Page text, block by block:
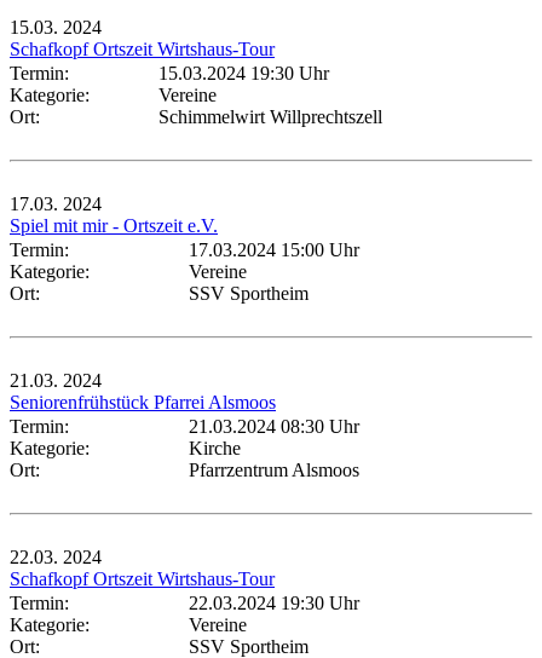
15.03. 2024
Schafkopf Ortszeit Wirtshaus-Tour
Termin:
15.03.2024 19:30 Uhr
Kategorie:
Vereine
Ort:
Schimmelwirt Willprechtszell
17.03. 2024
Spiel mit mir - Ortszeit e.V.
Termin:
17.03.2024 15:00 Uhr
Kategorie:
Vereine
Ort:
SSV Sportheim
21.03. 2024
Seniorenfrühstück Pfarrei Alsmoos
Termin:
21.03.2024 08:30 Uhr
Kategorie:
Kirche
Ort:
Pfarrzentrum Alsmoos
22.03. 2024
Schafkopf Ortszeit Wirtshaus-Tour
Termin:
22.03.2024 19:30 Uhr
Kategorie:
Vereine
Ort:
SSV Sportheim